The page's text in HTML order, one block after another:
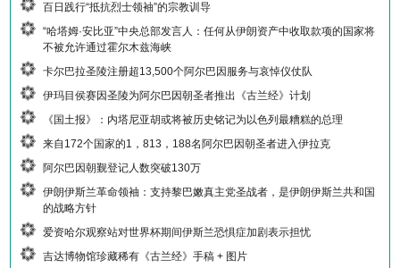
百日践行“抵抗烈士领袖”的宗教训导
“哈塔姆·安比亚”中央总部发言人：任何从伊朗资产中收取款项的国家将
不被允许通过霍尔木兹海峡
卡尔巴拉圣陵注册超13,500个阿尔巴因服务与哀悼仪仗队
伊玛目侯赛因圣陵为阿尔巴因朝圣者推出《古兰经》计划
《国土报》：内塔尼亚胡或将被历史铭记为以色列最糟糕的总理
来自172个国家的1，813，188名阿尔巴因朝圣者进入伊拉克
阿尔巴因朝觐登记人数突破130万
伊朗伊斯兰革命领袖：支持黎巴嫩真主党圣战者，是伊朗伊斯兰共和国
的战略方针
爱资哈尔观察站对世界杯期间伊斯兰恐惧症加剧表示担忧
吉达博物馆珍藏稀有《古兰经》手稿 + 图片